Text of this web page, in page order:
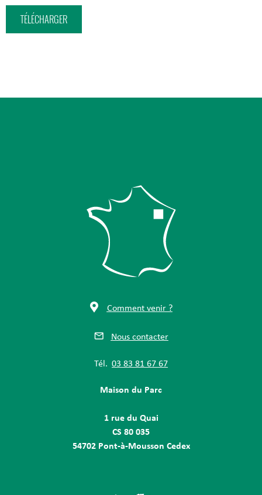
TÉLÉCHARGER
Comment venir ?
Nous contacter
Tél. 03 83 81 67 67
Maison du Parc
1 rue du Quai
CS 80 035
54702 Pont-à-Mousson Cedex